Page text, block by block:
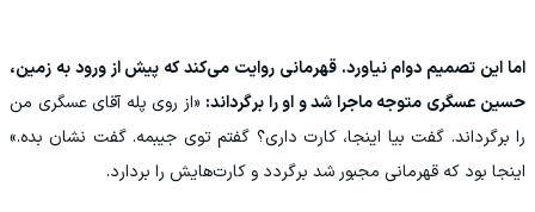
اما این تصمیم دوام نیاورد. قهرمانی روایت می‌کند که پیش از ورود به زمین،
حسین عسگری متوجه ماجرا شد و او را برگرداند: «از روی پله آقای عسگری من
را برگرداند. گفت بیا اینجا، کارت داری؟ گفتم توی جیبمه. گفت نشان بده.»
اینجا بود که قهرمانی مجبور شد برگردد و کارت‌هایش را بردارد.